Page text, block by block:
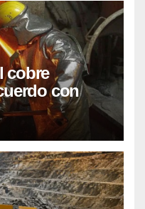
cobre
con